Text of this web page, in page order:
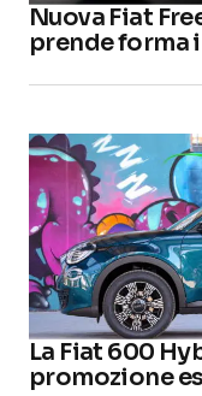
Nuova Fiat
prende forma
La Fiat 600
promozione